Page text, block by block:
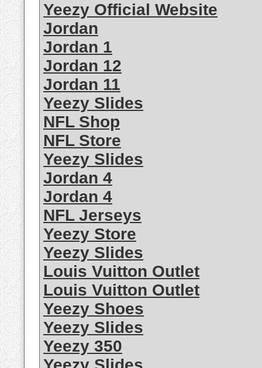
Yeezy Official Website
Jordan
Jordan 1
Jordan 12
Jordan 11
Yeezy Slides
NFL Shop
NFL Store
Yeezy Slides
Jordan 4
Jordan 4
NFL Jerseys
Yeezy Store
Yeezy Slides
Louis Vuitton Outlet
Louis Vuitton Outlet
Yeezy Shoes
Yeezy Slides
Yeezy 350